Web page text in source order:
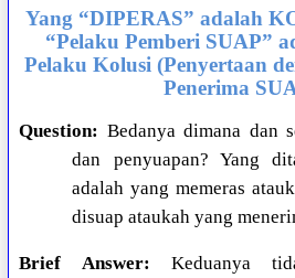
Yang “DIPERAS” adalah
“Pelaku Pemberi SUAP”
Pelaku Kolusi (Penyertaan
Penerima
Question: Bedanya dimana dan
dan penyuapan? Yang
adalah yang memeras
disuap ataukah yang
Brief Answer: Keduanya